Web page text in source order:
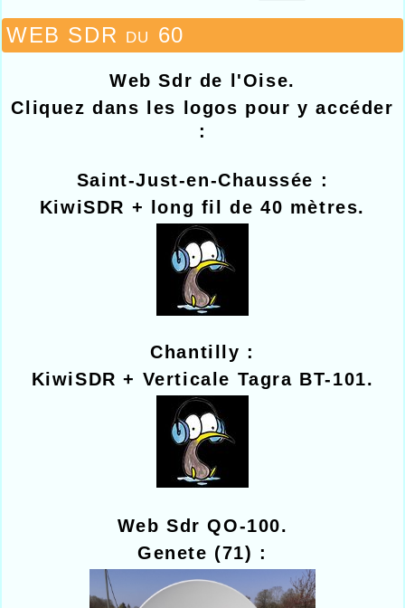
WEB SDR du 60
Web Sdr de l'Oise.
Cliquez dans les logos pour y accéder
:
Saint-Just-en-Chaussée :
KiwiSDR + long fil de 40 mètres.
Chantilly :
KiwiSDR + Verticale Tagra BT-101.
Web Sdr QO-100.
Genete (71) :